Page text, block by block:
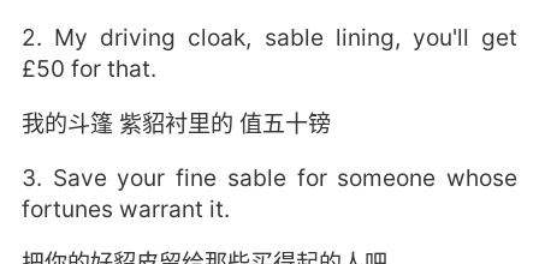
2. My driving cloak, sable lining, you'll get
£50 for that.
我的斗篷 紫貂衬里的 值五十镑
3. Save your fine sable for someone whose
fortunes warrant it.